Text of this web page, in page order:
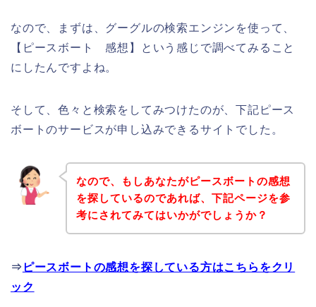
なので、まずは、グーグルの検索エンジンを使って、
【ピースボート 感想】という感じで調べてみること
にしたんですよね。
そして、色々と検索をしてみつけたのが、下記ピース
ボートのサービスが申し込みできるサイトでした。
なので、もしあなたがピースボートの感想
を探しているのであれば、下記ページを参
考にされてみてはいかがでしょうか？
⇒ ピースボートの感想を探している方はこちらをクリ
ック